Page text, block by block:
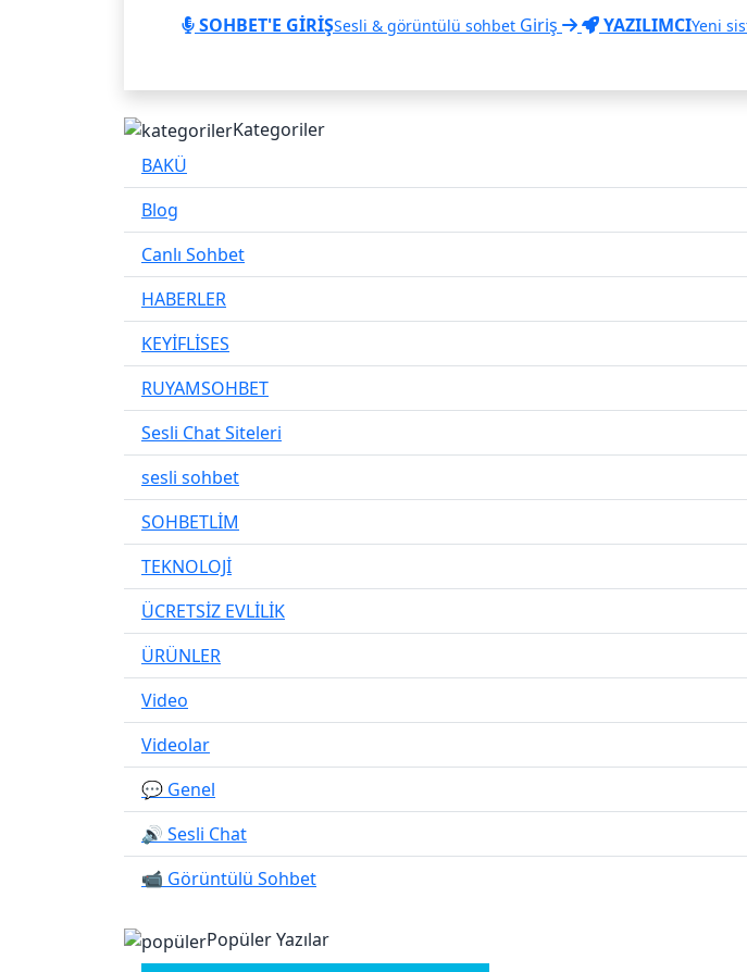
SOHBET'E GİRİŞSesli & görüntülü sohbet Giriş YAZILIMCIYeni
Kategoriler
BAKÜ
Blog
Canlı Sohbet
HABERLER
KEYİFLİSES
RUYAMSOHBET
Sesli Chat Siteleri
sesli sohbet
SOHBETLİM
TEKNOLOJİ
ÜCRETSİZ EVLİLİK
ÜRÜNLER
Video
Videolar
💬 Genel
🔊 Sesli Chat
📹 Görüntülü Sohbet
Popüler Yazılar